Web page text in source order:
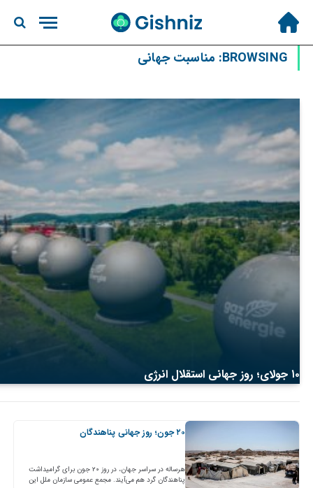
BROWSING: مناسبت جهانی
۱۰ جولای؛ روز جهانی استقلال انرژی
۲۰ جون؛ روز جهانی پناهندگان
هرساله در سراسر جهان، در روز ۲۰ جون برای گرامیداشت
پناهندگان گرد هم می‌آیند. مجمع عمومی سازمان ملل این